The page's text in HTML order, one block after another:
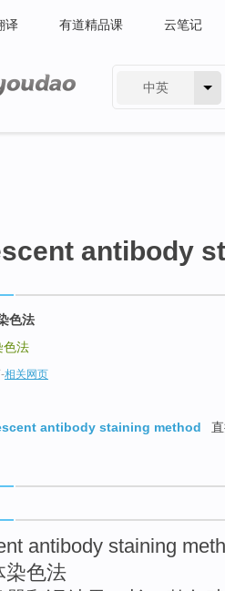
译 有道精品课 云笔记
中英
antibody
色法
色法
-相关网页
antibody staining method
antibody staining
染色法